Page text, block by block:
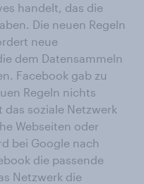
handelt, das die
Die neuen Regeln
neue
dem Datensammeln
Facebook gab zu
Regeln nichts
soziale Netzwerk
Webseiten oder
bei Google nach
die passende
Netzwerk die